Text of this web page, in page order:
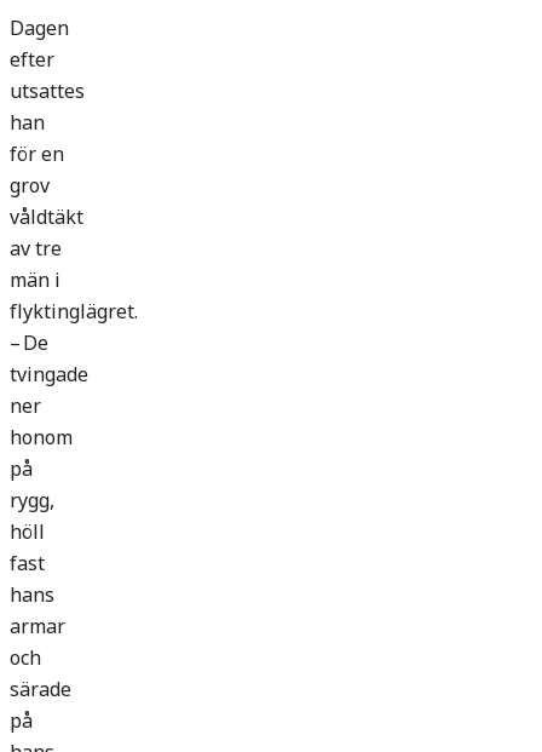
Dagen
efter
utsattes
han
för en
grov
våldtäkt
av tre
män i
flyktinglägret.
– De
tvingade
ner
honom
på
rygg,
höll
fast
hans
armar
och
särade
på